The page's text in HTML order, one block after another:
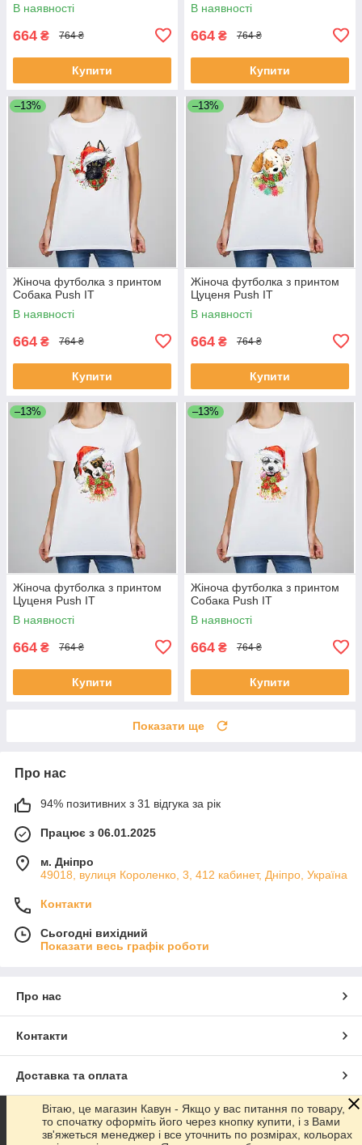
В наявності
664 ₴ 764 ₴
Купити
В наявності
664 ₴ 764 ₴
Купити
–13%
Жіноча футболка з принтом
Собака Push IT
В наявності
664 ₴ 764 ₴
Купити
–13%
Жіноча футболка з принтом
Цуценя Push IT
В наявності
664 ₴ 764 ₴
Купити
–13%
Жіноча футболка з принтом
Цуценя Push IT
В наявності
664 ₴ 764 ₴
Купити
–13%
Жіноча футболка з принтом
Собака Push IT
В наявності
664 ₴ 764 ₴
Купити
Показати ще
Про нас
94% позитивних з 31 відгука за рік
Працює з 06.01.2025
м. Дніпро
49018, вулиця Короленко, 3, 412 кабинет, Дніпро, Україна
Контакти
Сьогодні вихідний
Показати весь графік роботи
Про нас
Контакти
Доставка та оплата
Графік роботи
Вітаю, це магазин Кавун - Якщо у вас питання по товару,
то спочатку оформіть його через кнопку купити, і з Вами
зв'яжеться менеджер і все уточнить по розмірах, кольорах